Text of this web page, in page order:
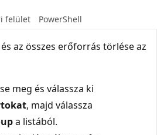
felület PowerShell
és az összes erőforrás törlése az
meg és válassza ki
, majd válassza
a listából.